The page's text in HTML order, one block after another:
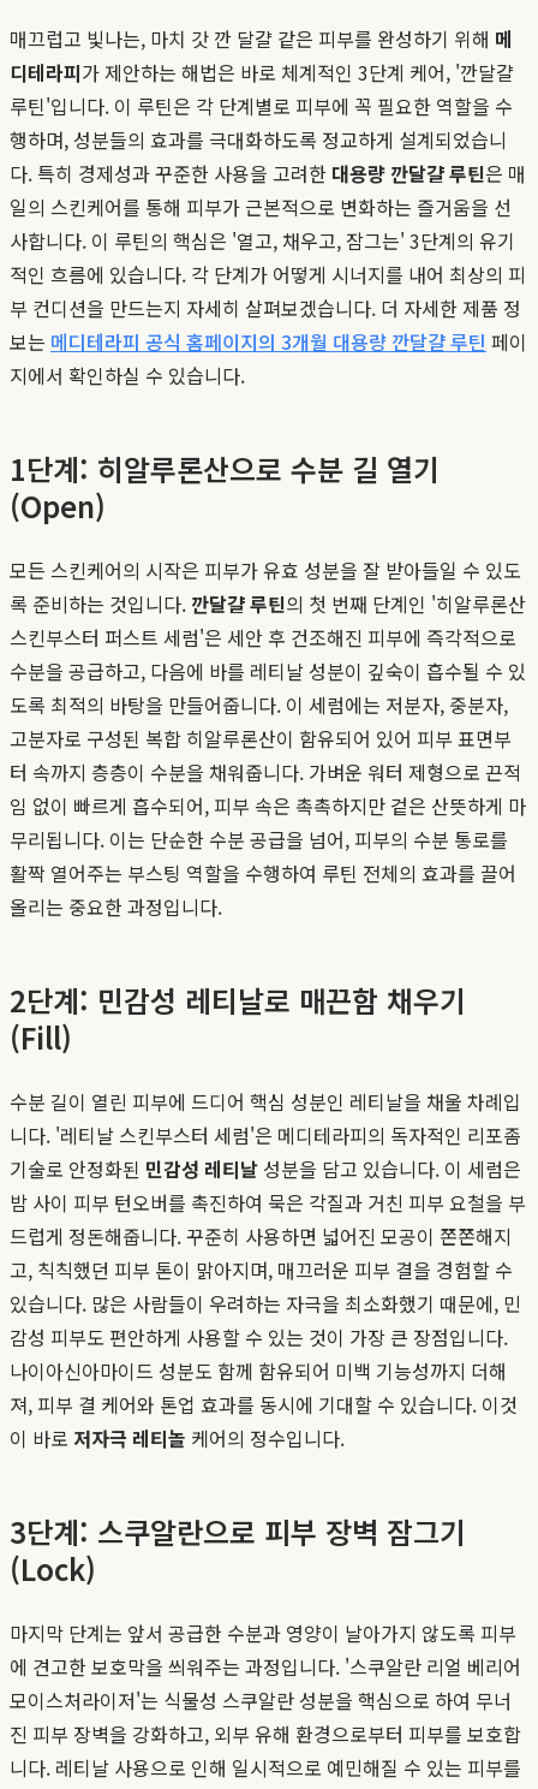
매끄럽고 빛나는, 마치 갓 깐 달걀 같은 피부를 완성하기 위해 메
디테라피가 제안하는 해법은 바로 체계적인 3단계 케어, '깐달걀
루틴'입니다. 이 루틴은 각 단계별로 피부에 꼭 필요한 역할을 수
행하며, 성분들의 효과를 극대화하도록 정교하게 설계되었습니
다. 특히 경제성과 꾸준한 사용을 고려한 대용량 깐달걀 루틴은 매
일의 스킨케어를 통해 피부가 근본적으로 변화하는 즐거움을 선
사합니다. 이 루틴의 핵심은 '열고, 채우고, 잠그는' 3단계의 유기
적인 흐름에 있습니다. 각 단계가 어떻게 시너지를 내어 최상의 피
부 컨디션을 만드는지 자세히 살펴보겠습니다. 더 자세한 제품 정
보는 메디테라피 공식 홈페이지의 3개월 대용량 깐달걀 루틴 페이
지에서 확인하실 수 있습니다.
1단계: 히알루론산으로 수분 길 열기
(Open)
모든 스킨케어의 시작은 피부가 유효 성분을 잘 받아들일 수 있도
록 준비하는 것입니다. 깐달걀 루틴의 첫 번째 단계인 '히알루론산
스킨부스터 퍼스트 세럼'은 세안 후 건조해진 피부에 즉각적으로
수분을 공급하고, 다음에 바를 레티날 성분이 깊숙이 흡수될 수 있
도록 최적의 바탕을 만들어줍니다. 이 세럼에는 저분자, 중분자,
고분자로 구성된 복합 히알루론산이 함유되어 있어 피부 표면부
터 속까지 층층이 수분을 채워줍니다. 가벼운 워터 제형으로 끈적
임 없이 빠르게 흡수되어, 피부 속은 촉촉하지만 겉은 산뜻하게 마
무리됩니다. 이는 단순한 수분 공급을 넘어, 피부의 수분 통로를
활짝 열어주는 부스팅 역할을 수행하여 루틴 전체의 효과를 끌어
올리는 중요한 과정입니다.
2단계: 민감성 레티날로 매끈함 채우기
(Fill)
수분 길이 열린 피부에 드디어 핵심 성분인 레티날을 채울 차례입
니다. '레티날 스킨부스터 세럼'은 메디테라피의 독자적인 리포좀
기술로 안정화된 민감성 레티날성분을 담고 있습니다. 이 세럼은
밤 사이 피부 턴오버를 촉진하여 묵은 각질과 거친 피부 요철을 부
드럽게 정돈해줍니다. 꾸준히 사용하면 넓어진 모공이 쫀쫀해지
고, 칙칙했던 피부 톤이 맑아지며, 매끄러운 피부 결을 경험할 수
있습니다. 많은 사람들이 우려하는 자극을 최소화했기 때문에, 민
감성 피부도 편안하게 사용할 수 있는 것이 가장 큰 장점입니다.
나이아신아마이드 성분도 함께 함유되어 미백 기능성까지 더해
져, 피부 결 케어와 톤업 효과를 동시에 기대할 수 있습니다. 이것
이 바로 저자극 레티놀 케어의 정수입니다.
3단계: 스쿠알란으로 피부 장벽 잠그기
(Lock)
마지막 단계는 앞서 공급한 수분과 영양이 날아가지 않도록 피부
에 견고한 보호막을 씌워주는 과정입니다. '스쿠알란 리얼 베리어
모이스처라이저'는 식물성 스쿠알란 성분을 핵심으로 하여 무너
진 피부 장벽을 강화하고, 외부 유해 환경으로부터 피부를 보호합
니다. 레티날 사용으로 인해 일시적으로 예민해질 수 있는 피부를